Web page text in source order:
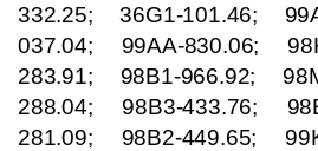
332.25; 36G1-101.46;
037.04; 99AA-830.06;
283.91; 98B1-966.92;
288.04; 98B3-433.76;
281.09; 98B2-449.65;